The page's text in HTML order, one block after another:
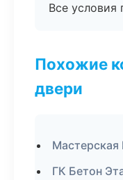
Все условия
Похожие
двери
ГК Бетон